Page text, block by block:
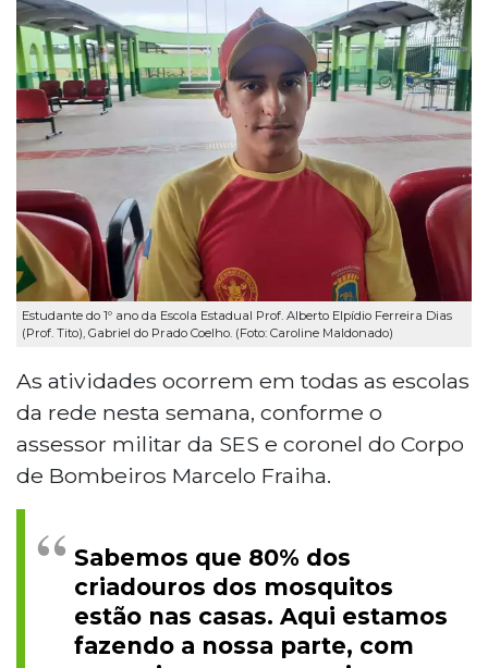
Estudante do 1º ano da Escola Estadual Prof. Alberto Elpídio Ferreira Dias
(Prof. Tito), Gabriel do Prado Coelho. (Foto: Caroline Maldonado)
As atividades ocorrem em todas as escolas
da rede nesta semana, conforme o
assessor militar da SES e coronel do Corpo
de Bombeiros Marcelo Fraiha.
Sabemos que 80% dos
criadouros dos mosquitos
estão nas casas. Aqui estamos
fazendo a nossa parte, com